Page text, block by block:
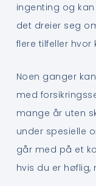
ingenting og
det dreier seg
flere tilfeller
Noen ganger
med
mange år uten
under spesielle
går med på et
hvis du er